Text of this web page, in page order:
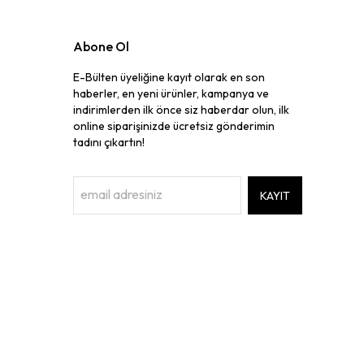
Abone Ol
E-Bülten üyeliğine kayıt olarak en son
haberler, en yeni ürünler, kampanya ve
indirimlerden ilk önce siz haberdar olun, ilk
online siparişinizde ücretsiz gönderimin
tadını çıkartın!
KAYIT